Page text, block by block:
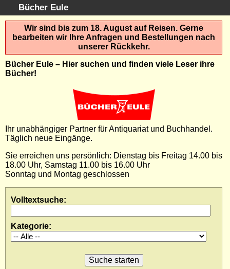
Bücher Eule
Schnellsuche
Startseite
Erweiterte Suche
Kundenservice
Kataloge
Allgemeine Geschäftsbedingungen
Widerruf
Wir über uns
Newsletter kostenlos abonnieren
Links
Impressum
Wir sind bis zum 18. August auf Reisen. Gerne
bearbeiten wir Ihre Anfragen und Bestellungen nach
unserer Rückkehr.
Bücher Eule – Hier suchen und finden viele Leser ihre
Bücher!
Ihr unabhängiger Partner für Antiquariat und Buchhandel.
Täglich neue Eingänge.
Sie erreichen uns persönlich: Dienstag bis Freitag 14.00 bis
18.00 Uhr, Samstag 11.00 bis 16.00 Uhr
Sonntag und Montag geschlossen
Volltextsuche:
Kategorie: